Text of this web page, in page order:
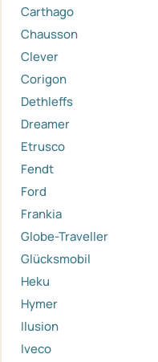
Carthago
Chausson
Clever
Corigon
Dethleffs
Dreamer
Etrusco
Fendt
Ford
Frankia
Globe-Traveller
Glücksmobil
Heku
Hymer
Ilusion
Iveco